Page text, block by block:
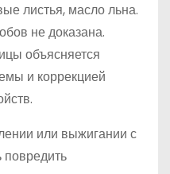
листья, масло льна.
не доказана.
объясняется
и коррекцией
или выжигании с
повредить